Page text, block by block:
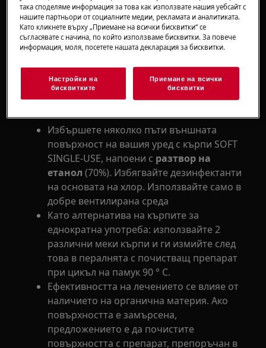
Дезинфекциране на домакински уреди
Отнася се до
други домакински уреди
Избършете няколко пъти външната
повърхност на вашия уред с кърпи SOFT
SINGLE-USE, напоени с разтвор на
етанол (70%). Избягвайте дезинфектанти
на основата на хлор. Използвайте само в
добре вентилирана среда
Като алтернатива на кърпите за
еднократна употреба: използвайте 2
различни меки кърпи и ги измийте след
това в пералнята с почистващ препарат
при цикъл на памук 90 ° C.
Ефективността на лечението се влияе от
наличието на органична материя. Ако
повърхността е замърсена,
предложението е да почистите
повърхността с препарат, препоръчан в
така споделяме информация за това как използвате нашия уебсайт с
нашите партньори от социалните медии, рекламата и аналитиката.
Като кликнете върху „Приемане на всички бисквитки“ се
съгласявате с начина, по който използваме бисквитки. За повече
информация, моля, посетете нашата декларация за бисквитки.
Настройки на
бисквитките
Приемане на всички
бисквитки